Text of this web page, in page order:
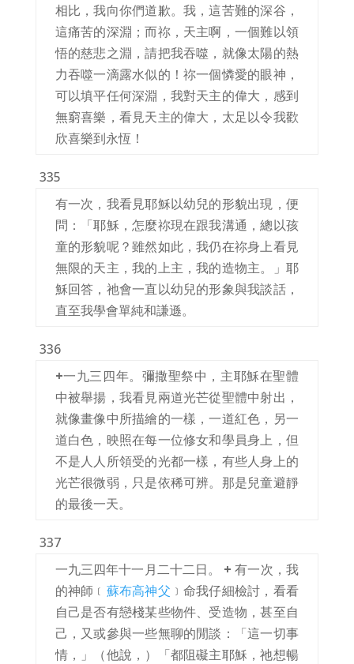
相比，我向你們道歉。我，這苦難的深谷，
這痛苦的深淵；而祢，天主啊，一個難以領
悟的慈悲之淵，請把我吞噬，就像太陽的熱
力吞噬一滴露水似的！祢一個憐愛的眼神，
可以填平任何深淵，我對天主的偉大，感到
無窮喜樂，看見天主的偉大，太足以令我歡
欣喜樂到永恆！
335
有一次，我看見耶穌以幼兒的形貌出現，便
問：「耶穌，怎麼祢現在跟我溝通，總以孩
童的形貌呢？雖然如此，我仍在祢身上看見
無限的天主，我的上主，我的造物主。」耶
穌回答，祂會一直以幼兒的形象與我談話，
直至我學會單純和謙遜。
336
+一九三四年。彌撒聖祭中，主耶穌在聖體
中被舉揚，我看見兩道光芒從聖體中射出，
就像畫像中所描繪的一樣，一道紅色，另一
道白色，映照在每一位修女和學員身上，但
不是人人所領受的光都一樣，有些人身上的
光芒很微弱，只是依稀可辨。那是兒童避靜
的最後一天。
337
一九三四年十一月二十二日。 + 有一次，我
的神師﹝ 蘇布高神父 ﹞命我仔細檢討，看看
自己是否有戀棧某些物件、受造物，甚至自
己，又或參與一些無聊的閒談：「這一切事
情，」（他說，）「都阻礙主耶穌，祂想暢